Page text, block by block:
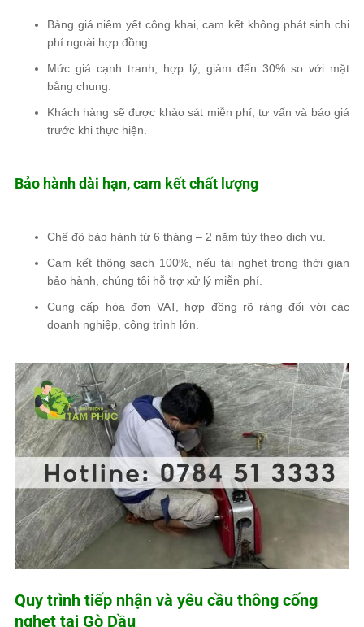
Bảng giá niêm yết công khai, cam kết không phát sinh chi
phí ngoài hợp đồng.
Mức giá cạnh tranh, hợp lý, giảm đến 30% so với mặt
bằng chung.
Khách hàng sẽ được khảo sát miễn phí, tư vấn và báo giá
trước khi thực hiện.
Bảo hành dài hạn, cam kết chất lượng
Chế độ bảo hành từ 6 tháng – 2 năm tùy theo dịch vụ.
Cam kết thông sạch 100% , nếu tái nghẹt trong thời gian
bảo hành, chúng tôi hỗ trợ xử lý miễn phí
Cung cấp hóa đơn VAT, hợp đồng rõ ràng đối với các
doanh nghiệp, công trình lớn.
Quy trình tiếp nhận và yêu cầu thông cống
nghẹt tại Gò Dầu